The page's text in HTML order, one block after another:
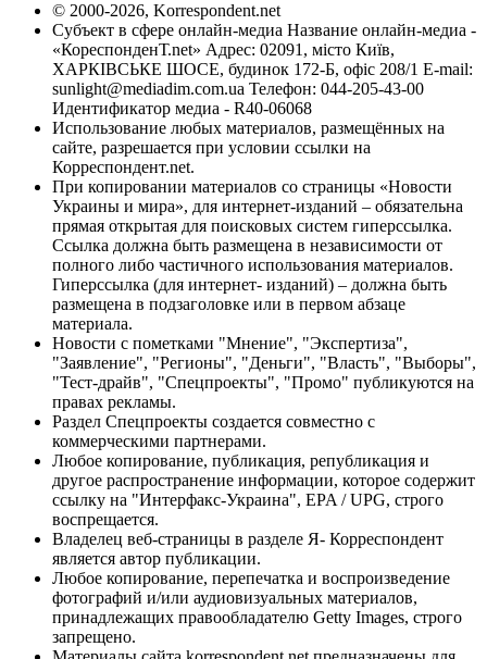
© 2000-2026, Korrespondent.net
Субъект в сфере онлайн-медиа Название онлайн-медиа -
«КореспонденТ.net» Адрес: 02091, місто Київ,
ХАРКІВСЬКЕ ШОСЕ, будинок 172-Б, офіс 208/1 E-mail:
sunlight@mediadim.com.ua Телефон: 044-205-43-00
Идентификатор медиа - R40-06068
Использование любых материалов, размещённых на
сайте, разрешается при условии ссылки на
Корреспондент.net.
При копировании материалов со страницы «Новости
Украины и мира», для интернет-изданий – обязательна
прямая открытая для поисковых систем гиперссылка.
Ссылка должна быть размещена в независимости от
полного либо частичного использования материалов.
Гиперссылка (для интернет- изданий) – должна быть
размещена в подзаголовке или в первом абзаце
материала.
Новости с пометками "Мнение", "Экспертиза",
"Заявление", "Регионы", "Деньги", "Власть", "Выборы",
"Тест-драйв", "Спецпроекты", "Промо" публикуются на
правах рекламы.
Раздел Спецпроекты создается совместно с
коммерческими партнерами.
Любое копирование, публикация, републикация и
другое распространение информации, которое содержит
ссылку на "Интерфакс-Украина", EPA / UPG, строго
воспрещается.
Владелец веб-страницы в разделе Я- Корреспондент
является автор публикации.
Любое копирование, перепечатка и воспроизведение
фотографий и/или аудиовизуальных материалов,
принадлежащих правообладателю Getty Images, строго
запрещено.